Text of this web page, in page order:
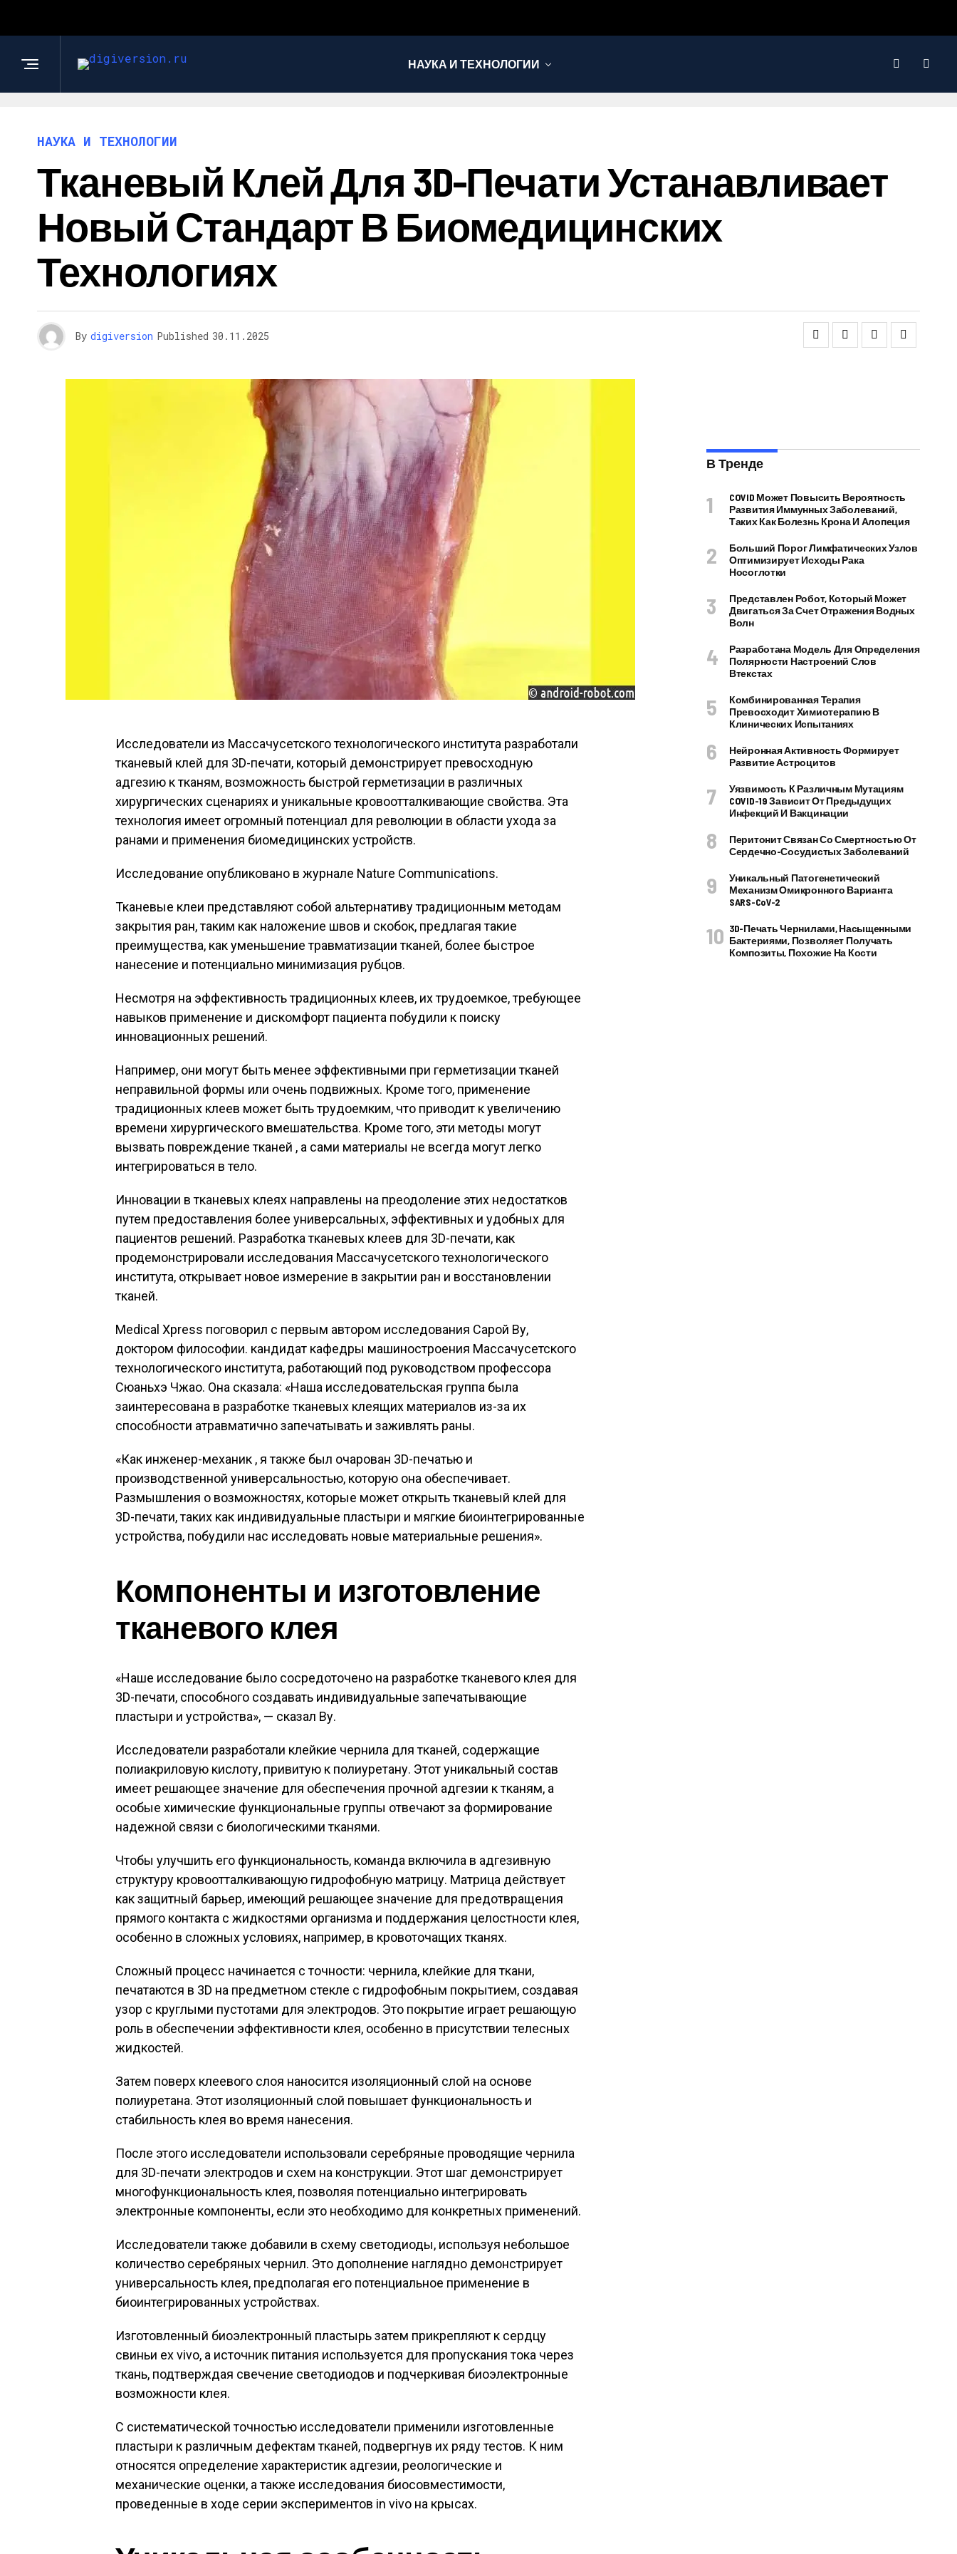
НАУКА И ТЕХНОЛОГИИ
НАУКА И ТЕХНОЛОГИИ
Тканевый Клей Для 3D-Печати Устанавливает
Новый Стандарт В Биомедицинских
Технологиях
By digiversion Published 30.11.2025
Исследователи из Массачусетского технологического института разработали
тканевый клей для 3D-печати, который демонстрирует превосходную
адгезию к тканям, возможность быстрой герметизации в различных
хирургических сценариях и уникальные кровоотталкивающие свойства. Эта
технология имеет огромный потенциал для революции в области ухода за
ранами и применения биомедицинских устройств.
Исследование опубликовано в журнале Nature Communications.
Тканевые клеи представляют собой альтернативу традиционным методам
закрытия ран, таким как наложение швов и скобок, предлагая такие
преимущества, как уменьшение травматизации тканей, более быстрое
нанесение и потенциально минимизация рубцов.
Несмотря на эффективность традиционных клеев, их трудоемкое, требующее
навыков применение и дискомфорт пациента побудили к поиску
инновационных решений.
Например, они могут быть менее эффективными при герметизации тканей
неправильной формы или очень подвижных. Кроме того, применение
традиционных клеев может быть трудоемким, что приводит к увеличению
времени хирургического вмешательства. Кроме того, эти методы могут
вызвать повреждение тканей , а сами материалы не всегда могут легко
интегрироваться в тело.
Инновации в тканевых клеях направлены на преодоление этих недостатков
путем предоставления более универсальных, эффективных и удобных для
пациентов решений. Разработка тканевых клеев для 3D-печати, как
продемонстрировали исследования Массачусетского технологического
института, открывает новое измерение в закрытии ран и восстановлении
тканей.
Medical Xpress поговорил с первым автором исследования Сарой Ву,
доктором философии. кандидат кафедры машиностроения Массачусетского
технологического института, работающий под руководством профессора
Сюаньхэ Чжао. Она сказала: «Наша исследовательская группа была
заинтересована в разработке тканевых клеящих материалов из-за их
способности атравматично запечатывать и заживлять раны.
«Как инженер-механик , я также был очарован 3D-печатью и
производственной универсальностью, которую она обеспечивает.
Размышления о возможностях, которые может открыть тканевый клей для
3D-печати, таких как индивидуальные пластыри и мягкие биоинтегрированные
устройства, побудили нас исследовать новые материальные решения».
Компоненты и изготовление
тканевого клея
«Наше исследование было сосредоточено на разработке тканевого клея для
3D-печати, способного создавать индивидуальные запечатывающие
пластыри и устройства», — сказал Ву.
Исследователи разработали клейкие чернила для тканей, содержащие
полиакриловую кислоту, привитую к полиуретану. Этот уникальный состав
имеет решающее значение для обеспечения прочной адгезии к тканям, а
особые химические функциональные группы отвечают за формирование
надежной связи с биологическими тканями.
Чтобы улучшить его функциональность, команда включила в адгезивную
структуру кровоотталкивающую гидрофобную матрицу. Матрица действует
как защитный барьер, имеющий решающее значение для предотвращения
прямого контакта с жидкостями организма и поддержания целостности клея,
особенно в сложных условиях, например, в кровоточащих тканях.
Сложный процесс начинается с точности: чернила, клейкие для ткани,
печатаются в 3D на предметном стекле с гидрофобным покрытием, создавая
узор с круглыми пустотами для электродов. Это покрытие играет решающую
роль в обеспечении эффективности клея, особенно в присутствии телесных
жидкостей.
Затем поверх клеевого слоя наносится изоляционный слой на основе
полиуретана. Этот изоляционный слой повышает функциональность и
стабильность клея во время нанесения.
После этого исследователи использовали серебряные проводящие чернила
для 3D-печати электродов и схем на конструкции. Этот шаг демонстрирует
многофункциональность клея, позволяя потенциально интегрировать
электронные компоненты, если это необходимо для конкретных применений.
Исследователи также добавили в схему светодиоды, используя небольшое
количество серебряных чернил. Это дополнение наглядно демонстрирует
универсальность клея, предполагая его потенциальное применение в
биоинтегрированных устройствах.
Изготовленный биоэлектронный пластырь затем прикрепляют к сердцу
свиньи ex vivo, а источник питания используется для пропускания тока через
ткань, подтверждая свечение светодиодов и подчеркивая биоэлектронные
возможности клея.
С систематической точностью исследователи применили изготовленные
пластыри к различным дефектам тканей, подвергнув их ряду тестов. К ним
относятся определение характеристик адгезии, реологические и
механические оценки, а также исследования биосовместимости,
проведенные в ходе серии экспериментов in vivo на крысах.
В Тренде
COVID Может Повысить Вероятность
Развития Иммунных Заболеваний,
Таких Как Болезнь Крона И Алопеция
Больший Порог Лимфатических Узлов
Оптимизирует Исходы Рака
Носоглотки
Представлен Робот, Который Может
Двигаться За Счет Отражения Водных
Волн
Разработана Модель Для Определения
Полярности Настроений Слов
Втекстах
Комбинированная Терапия
Превосходит Химиотерапию В
Клинических Испытаниях
Нейронная Активность Формирует
Развитие Астроцитов
Уязвимость К Различным Мутациям
COVID-19 Зависит От Предыдущих
Инфекций И Вакцинации
Перитонит Связан Со Смертностью От
Сердечно-Сосудистых Заболеваний
Уникальный Патогенетический
Механизм Омикронного Варианта
SARS-CoV-2
3D-Печать Чернилами, Насыщенными
Бактериями, Позволяет Получать
Композиты, Похожие На Кости